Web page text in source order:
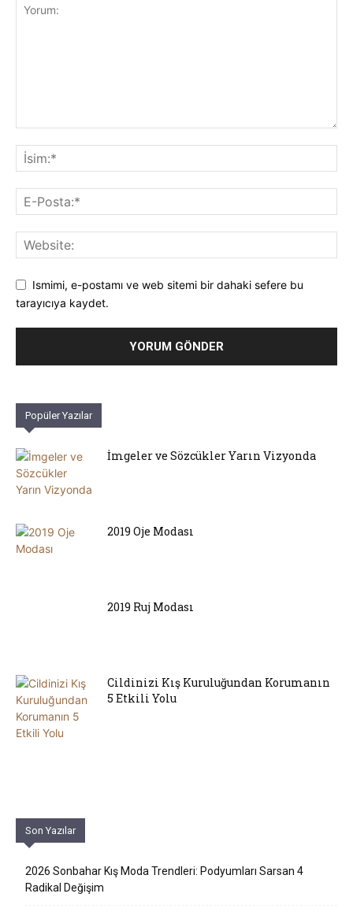
Ismimi, e-postamı ve web sitemi bir dahaki sefere bu
tarayıcıya kaydet.
Popüler Yazılar
İmgeler ve Sözcükler Yarın Vizyonda
2019 Oje Modası
2019 Ruj Modası
Cildinizi Kış Kuruluğundan Korumanın
5 Etkili Yolu
Son Yazılar
2026 Sonbahar Kış Moda Trendleri: Podyumları Sarsan 4
Radikal Değişim